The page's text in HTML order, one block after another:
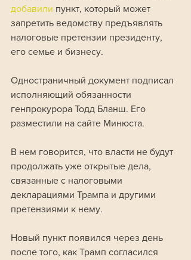
добавили пункт, который может
запретить ведомству предъявлять
налоговые претензии президенту,
его семье и бизнесу.
Одностраничный документ подписал
исполняющий обязанности
генпрокурора Тодд Бланш. Его
разместили на сайте Минюста.
В нем говорится, что власти не будут
продолжать уже открытые дела,
связанные с налоговыми
декларациями Трампа и другими
претензиями к нему.
Новый пункт появился через день
после того, как Трамп согласился